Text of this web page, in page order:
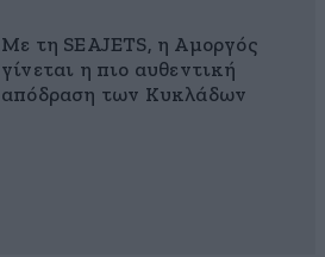
Με τη SEAJETS, η Αμοργός
γίνεται η πιο αυθεντική
απόδραση των Κυκλάδων